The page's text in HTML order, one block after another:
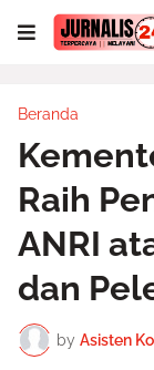
Beranda
Raih
ANRI
dan
by Asisten